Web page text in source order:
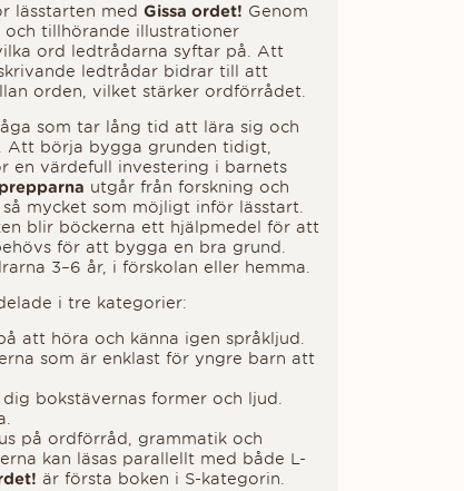
lässtarten med Gissa ordet! Genom
och tillhörande illustrationer
ord ledtrådarna syftar på. Att
ledtrådar bidrar till att
orden, vilket stärker ordförrådet.
som tar lång tid att lära sig och
Att börja bygga grunden tidigt,
en värdefull investering i barnets
utgår från forskning och
mycket som möjligt inför lässtart.
blir böckerna ett hjälpmedel för att
för att bygga en bra grund.
3–6 år, i förskolan eller hemma.
i tre kategorier:
att höra och känna igen språkljud.
som är enklast för yngre barn att
dig bokstävernas former och ljud.
på ordförråd, grammatik och
kan läsas parallellt med både L-
är första boken i S-kategorin.